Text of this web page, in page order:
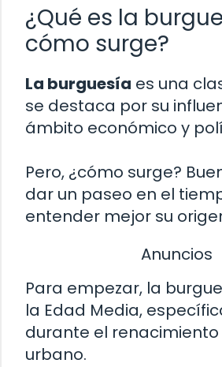
¿Qué es la
cómo surge?
La burguesía es una
se destaca por su
ámbito económico y
Pero, ¿cómo surge?
dar un paseo en el
entender mejor su
Anuncios
Para empezar, la
la Edad Media,
durante el
urbano.